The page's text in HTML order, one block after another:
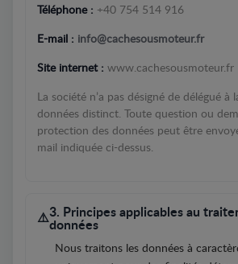
Téléphone : +40 754 514 916
E-mail : info@cachesousmoteur.fr
Site internet : www.cachesousmoteur.fr
La société n’a pas désigné de délégué
données distinct. Toute question ou
protection des données peut être
mail indiquée ci-dessus.
3. Principes applicables au
données
Nous traitons les données à